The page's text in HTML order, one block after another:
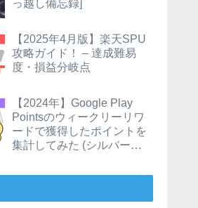
っ越し備忘録]
【2025年4月版】楽天SPU
攻略ガイド！ – 達成難易
度・損益分岐点
【2024年】Google Play
Pointsのウィークリーリワ
ードで獲得したポイントを
集計してみた (シルバーの